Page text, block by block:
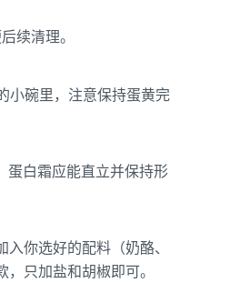
续清理。
小碗里，注意保持蛋黄完
蛋白霜应能直立并保持形
你选好的配料（奶酪、
只加盐和胡椒即可。